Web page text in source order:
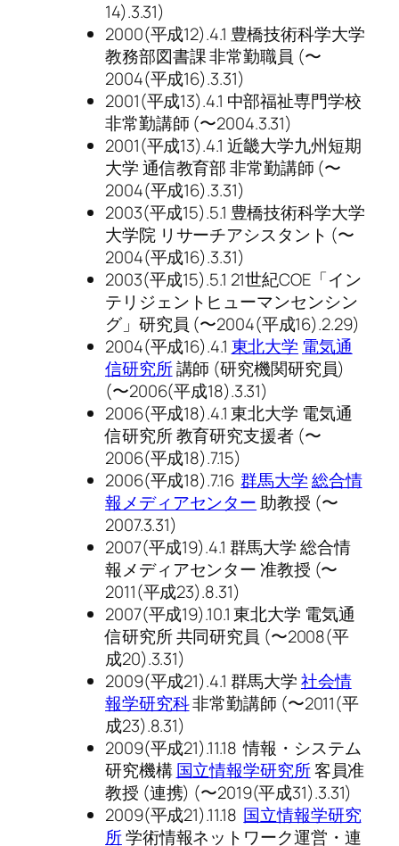
14).3.31)
2000(平成12).4.1 豊橋技術科学大学
教務部図書課 非常勤職員 (〜
2004(平成16).3.31)
2001(平成13).4.1 中部福祉専門学校
非常勤講師 (〜2004.3.31)
2001(平成13).4.1 近畿大学九州短期
大学 通信教育部 非常勤講師 (〜
2004(平成16).3.31)
2003(平成15).5.1 豊橋技術科学大学
大学院 リサーチアシスタント (〜
2004(平成16).3.31)
2003(平成15).5.1 21世紀COE「イン
テリジェントヒューマンセンシン
グ」研究員 (〜2004(平成16).2.29)
2004(平成16).4.1 東北大学 電気通
信研究所講師 (研究機関研究員)
(〜2006(平成18).3.31)
2006(平成18).4.1 東北大学 電気通
信研究所 教育研究支援者 (〜
2006(平成18).7.15)
2006(平成18).7.16群馬大学総合情
報メディアセンター助教授 (〜
2007.3.31)
2007(平成19).4.1 群馬大学 総合情
報メディアセンター 准教授 (〜
2011(平成23).8.31)
2007(平成19).10.1 東北大学 電気通
信研究所 共同研究員 (〜2008(平
成20).3.31)
2009(平成21).4.1 群馬大学社会情
報学研究科非常勤講師 (〜2011(平
成23).8.31)
2009(平成21).11.18 情報・システム
研究機構国立情報学研究所客員准
教授 (連携) (〜2019(平成31).3.31)
2009(平成21).11.18 国立情報学研究
所学術情報ネットワーク運営・連